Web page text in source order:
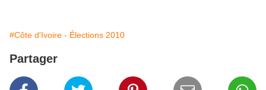
#Côte d'Ivoire - Élections 2010
Partager